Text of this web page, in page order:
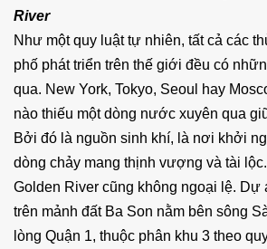
River
Như một quy luật tự nhiên, tất cả các
phố phát triển trên thế giới đều có
qua. New York, Tokyo, Seoul hay
nào thiếu một dòng nước xuyên qua
Bởi đó là nguồn sinh khí, là nơi khởi
dòng chảy mang thịnh vượng và tài
Golden River cũng không ngoại lệ. Dự
trên mảnh đất Ba Son nằm bên sông
lòng Quận 1, thuộc phân khu 3 theo